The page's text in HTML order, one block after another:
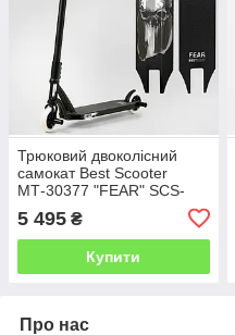
Трюковий двоколісний
самокат Best Scooter
МТ-30377 "FEAR" SCS-
система ПЕГІ Алюмінієвий
5 495 ₴
Купити
Про нас